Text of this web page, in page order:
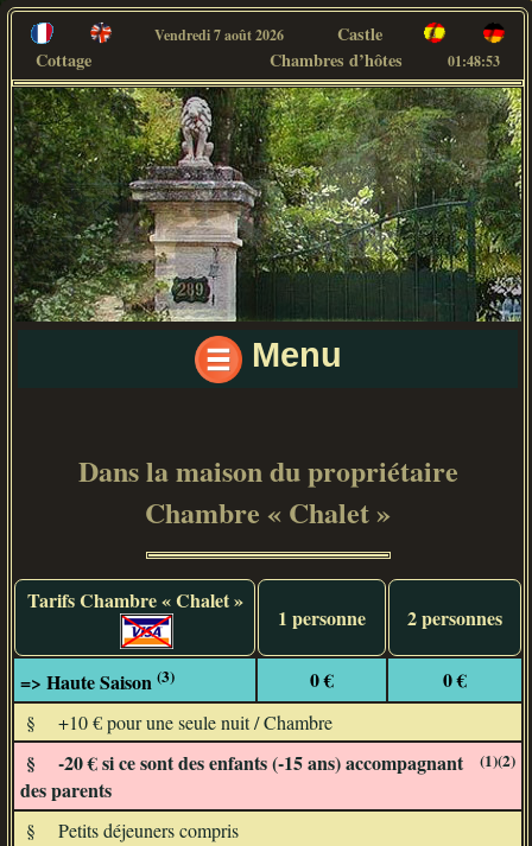
Vendredi 7 août 2026
Castle
Cottage
Chambres d’hôtes 01:48:53
Menu
Dans la maison du propriétaire
Chambre « Chalet »
Tarifs Chambre « Chalet »
1 personne 2 personnes
=> Haute Saison(3) 0 € 0 €
§ +10 € pour une seule nuit / Chambre
§ -20 € (1)(2)
si ce sont des enfants (-15 ans) accompagnant
des parents
§
Petits déjeuners compris